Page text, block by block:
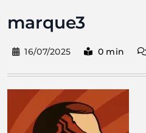
marque3
16/07/2025 0 min